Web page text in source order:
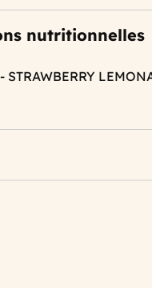
nutritionnelles
STRAWBERRY